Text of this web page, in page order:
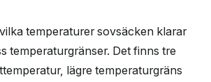
temperaturer sovsäcken klarar
temperaturgränser. Det finns tre
lägre temperaturgräns